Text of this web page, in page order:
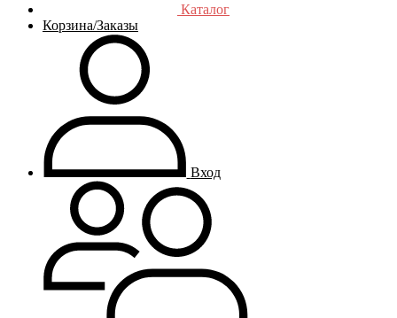
Каталог
Корзина/Заказы
Вход